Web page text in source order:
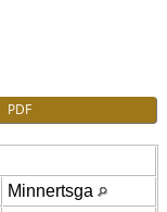
PDF
Minnertsga